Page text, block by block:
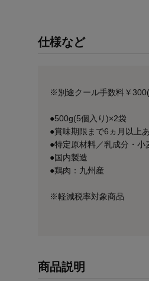
仕様など
※別途クール手数料￥
●500g(5個入り)×2袋
●賞味期限まで6ヵ月以上
●特定原材料／乳成分・小
●国内製造
●鶏肉：九州産
※軽減税率対象商品
商品説明